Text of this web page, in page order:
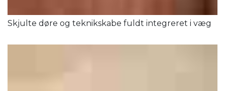
Skjulte døre og teknikskabe fuldt integreret i væg